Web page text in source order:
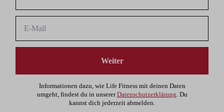
Weiter
Informationen dazu, wie Life Fitness mit deinen Daten
umgeht, findest du in unsererDatenschutzerklärung. Du
kannst dich jederzeit abmelden.